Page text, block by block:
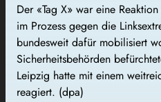
Der «Tag X» war eine
im Prozess gegen die
bundesweit dafür mobilisiert
Sicherheitsbehörden
Leipzig hatte mit einem
reagiert. (dpa)